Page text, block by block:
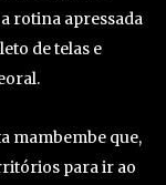
rotina apressada
de telas e
mambembe que,
para ir ao